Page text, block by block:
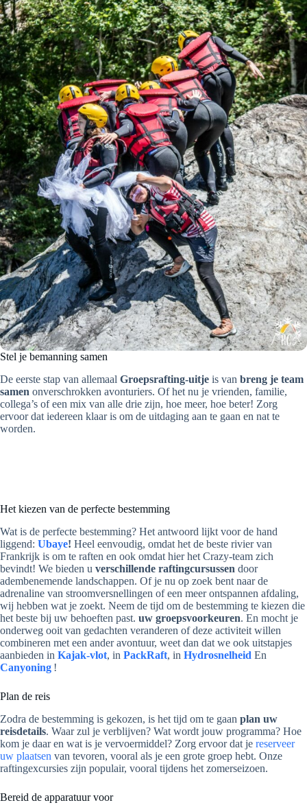
Stel je bemanning samen
De eerste stap van allemaal Groepsrafting-uitje is van breng je team
samen onverschrokken avonturiers. Of het nu je vrienden, familie,
collega’s of een mix van alle drie zijn, hoe meer, hoe beter! Zorg
ervoor dat iedereen klaar is om de uitdaging aan te gaan en nat te
worden.
Het kiezen van de perfecte bestemming
Wat is de perfecte bestemming? Het antwoord lijkt voor de hand
liggend: Ubaye! Heel eenvoudig, omdat het de beste rivier van
Frankrijk is om te raften en ook omdat hier het Crazy-team zich
bevindt! We bieden u verschillende raftingcursussen door
adembenemende landschappen. Of je nu op zoek bent naar de
adrenaline van stroomversnellingen of een meer ontspannen afdaling,
wij hebben wat je zoekt. Neem de tijd om de bestemming te kiezen die
het beste bij uw behoeften past. uw groepsvoorkeuren. En mocht je
onderweg ooit van gedachten veranderen of deze activiteit willen
combineren met een ander avontuur, weet dan dat we ook uitstapjes
aanbieden in Kajak-vlot, in PackRaft, in Hydrosnelheid En
Canyoning !
Plan de reis
Zodra de bestemming is gekozen, is het tijd om te gaan plan uw
reisdetails. Waar zul je verblijven? Wat wordt jouw programma? Hoe
kom je daar en wat is je vervoermiddel? Zorg ervoor dat je reserveer
uw plaatsen van tevoren, vooral als je een grote groep hebt. Onze
raftingexcursies zijn populair, vooral tijdens het zomerseizoen.
Bereid de apparatuur voor